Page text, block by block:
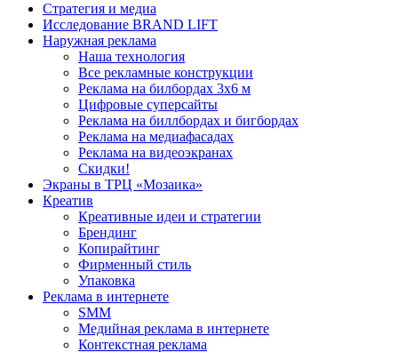
Стратегия и медиа
Исследование BRAND LIFT
Наружная реклама
Наша технология
Все рекламные конструкции
Реклама на билбордах 3х6 м
Цифровые суперсайты
Реклама на биллбордах и бигбордах
Реклама на медиафасадах
Реклама на видеоэкранах
Скидки!
Экраны в ТРЦ «Мозаика»
Креатив
Креативные идеи и стратегии
Брендинг
Копирайтинг
Фирменный стиль
Упаковка
Реклама в интернете
SMM
Медийная реклама в интернете
Контекстная реклама